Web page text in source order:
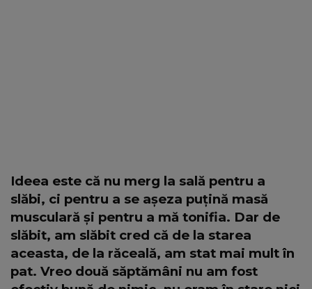
Ideea este că nu merg la sală pentru a
slăbi, ci pentru a se așeza puțină masă
musculară și pentru a mă tonifia. Dar de
slăbit, am slăbit cred că de la starea
aceasta, de la răceală, am stat mai mult în
pat. Vreo două săptămâni nu am fost